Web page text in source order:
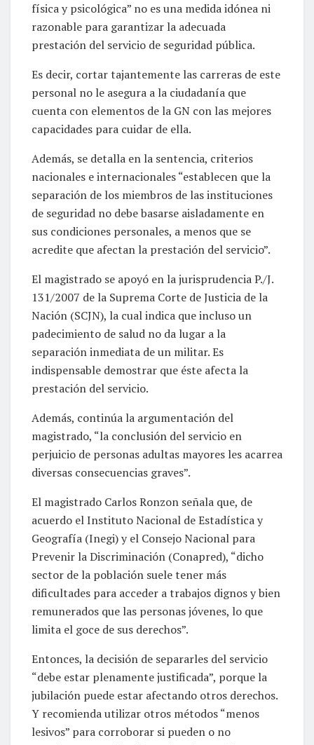
física y psicológica” no es una medida idónea ni
razonable para garantizar la adecuada
prestación del servicio de seguridad pública.
Es decir, cortar tajantemente las carreras de este
personal no le asegura a la ciudadanía que
cuenta con elementos de la GN con las mejores
capacidades para cuidar de ella.
Además, se detalla en la sentencia, criterios
nacionales e internacionales “establecen que la
separación de los miembros de las instituciones
de seguridad no debe basarse aisladamente en
sus condiciones personales, a menos que se
acredite que afectan la prestación del servicio”.
El magistrado se apoyó en la jurisprudencia P./J.
131/2007 de la Suprema Corte de Justicia de la
Nación (SCJN), la cual indica que incluso un
padecimiento de salud no da lugar a la
separación inmediata de un militar. Es
indispensable demostrar que éste afecta la
prestación del servicio.
Además, continúa la argumentación del
magistrado, “la conclusión del servicio en
perjuicio de personas adultas mayores les acarrea
diversas consecuencias graves”.
El magistrado Carlos Ronzon señala que, de
acuerdo el Instituto Nacional de Estadística y
Geografía (Inegi) y el Consejo Nacional para
Prevenir la Discriminación (Conapred), “dicho
sector de la población suele tener más
dificultades para acceder a trabajos dignos y bien
remunerados que las personas jóvenes, lo que
limita el goce de sus derechos”.
Entonces, la decisión de separarles del servicio
“debe estar plenamente justificada”, porque la
jubilación puede estar afectando otros derechos.
Y recomienda utilizar otros métodos “menos
lesivos” para corroborar si pueden o no